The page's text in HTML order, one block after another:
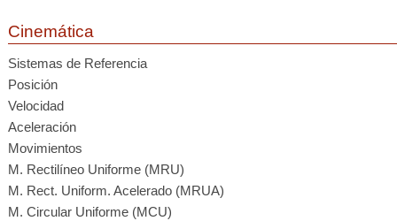
Cinemática
Sistemas de Referencia
Posición
Velocidad
Aceleración
Movimientos
M. Rectilíneo Uniforme (MRU)
M. Rect. Uniform. Acelerado (MRUA)
M. Circular Uniforme (MCU)